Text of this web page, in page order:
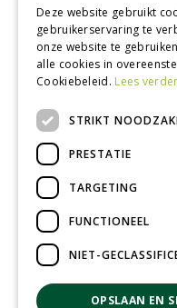
Afhalen in
Betaal veilig
met iDeal - Wero
Deze website gebruikt
gebruikerservaring te
onze website te
alle cookies in
Cookiebeleid. Lees verder
STRIKT
PRESTATIE
TARGETING
FUNCTIONEEL
NIET-
OPSLAAN EN